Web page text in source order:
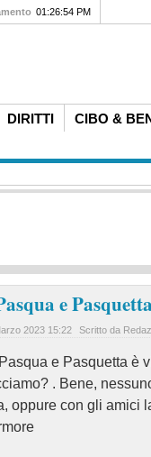
DIRITTI CIBO &
01:26:54 PM
e
2023 15:22 Scritto da
e Pasquetta è
. Bene,
oppure con gli amici